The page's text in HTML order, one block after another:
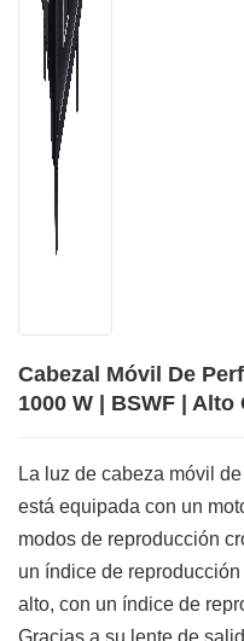
Cabezal Móvil De
1000 W | BSWF | Alto
La luz de cabeza móvil
está equipada con un
modos de reproducción
un índice de
alto, con un índice de
Gracias a su lente de